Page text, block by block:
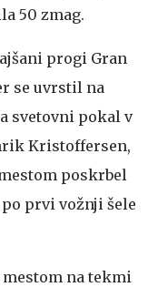
50 zmag.
progi Gran
se uvrstil na
svetovni pokal v
Kristoffersen,
poskrbel
prvi vožnji šele
na tekmi